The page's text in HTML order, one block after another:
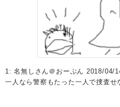
1: 名無しさん＠おーぷん 2018/04/
一人なら警察もたった一人で捜査せ